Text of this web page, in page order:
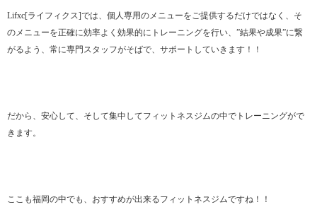
Lifxc[ライフィクス]では、個人専用のメニューをご提供するだけではなく、そ
のメニューを正確に効率よく効果的にトレーニングを行い、”結果や成果”に繋
がるよう、常に専門スタッフがそばで、サポートしていきます！！
だから、安心して、そして集中してフィットネスジムの中でトレーニングがで
きます。
ここも福岡の中でも、おすすめが出来るフィットネスジムですね！！